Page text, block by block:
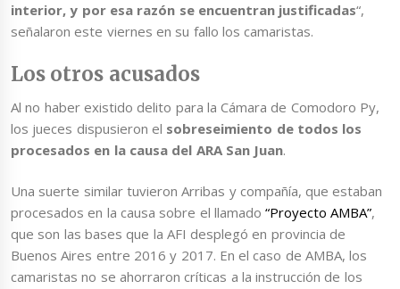
interior, y por esa razón se encuentran justificadas“,
señalaron este viernes en su fallo los camaristas.
Los otros acusados
Al no haber existido delito para la Cámara de Comodoro Py,
los jueces dispusieron el sobreseimiento de todos los
procesados en la causa del ARA San Juan.
Una suerte similar tuvieron Arribas y compañía, que estaban
procesados en la causa sobre el llamado“Proyecto AMBA”,
que son las bases que la AFI desplegó en provincia de
Buenos Aires entre 2016 y 2017. En el caso de AMBA, los
camaristas no se ahorraron críticas a la instrucción de los